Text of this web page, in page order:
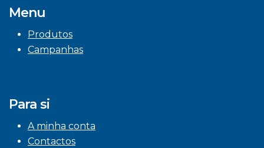
Menu
Produtos
Campanhas
Para si
A minha conta
Contactos